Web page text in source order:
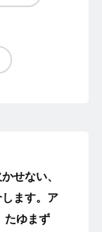
せない、
ます。 ア
たゆまず